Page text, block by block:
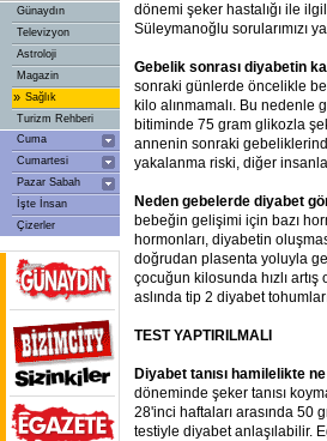
Günaydın
Televizyon
Astroloji
Magazin
» Sağlık
Turizm Rehberi
Cuma
Cumartesi
Pazar Sabah
İşte İnsan
Çizerler
dönemi şeker hastalığı ile
Süleymanoğlu sorularımızı
Gebelik sonrası diyabetin
sonraki günlerde öncelikle
kilo alınmamalı. Bu nedenle
bitiminde 75 gram glikozla
annenin sonraki
yakalanma riski, diğer
Neden gebelerde diyabet
bebeğin gelişimi için bazı
hormonları, diyabetin
doğrudan plasenta yoluyla
çocuğun kilosunda hızlı
aslında tip 2 diyabet
TEST YAPTIRILMALI
Diyabet tanısı hamilelikte
döneminde şeker tanısı
28'inci haftaları arasında 50
testiyle diyabet anlaşılabilir.